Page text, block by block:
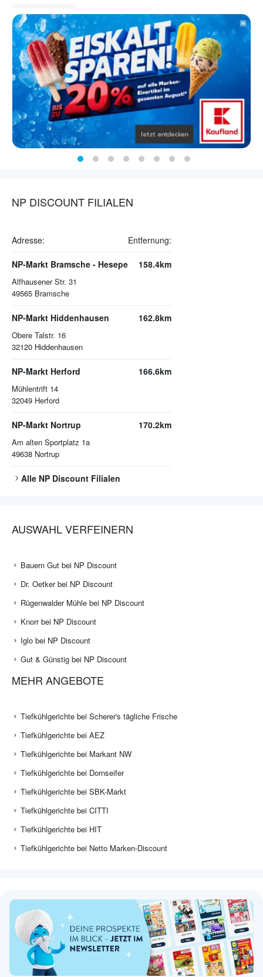
NP DISCOUNT FILIALEN
Adresse: Entfernung:
NP-Markt Bramsche - Hesepe
Alfhausener Str. 31
49565 Bramsche
158.4km
NP-Markt Hiddenhausen
Obere Talstr. 16
32120 Hiddenhausen
162.8km
NP-Markt Herford
Mühlentrift 14
32049 Herford
166.6km
NP-Markt Nortrup
Am alten Sportplatz 1a
49638 Nortrup
170.2km
Alle NP Discount Filialen
AUSWAHL VERFEINERN
Bauern Gut bei NP Discount
Dr. Oetker bei NP Discount
Rügenwalder Mühle bei NP Discount
Knorr bei NP Discount
Iglo bei NP Discount
Gut & Günstig bei NP Discount
MEHR ANGEBOTE
Tiefkühlgerichte bei Scherer's tägliche Frische
Tiefkühlgerichte bei AEZ
Tiefkühlgerichte bei Markant NW
Tiefkühlgerichte bei Dornseifer
Tiefkühlgerichte bei SBK-Markt
Tiefkühlgerichte bei CITTI
Tiefkühlgerichte bei HIT
Tiefkühlgerichte bei Netto Marken-Discount